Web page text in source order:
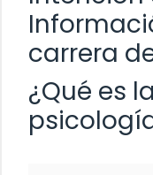
carrera
¿Qué es